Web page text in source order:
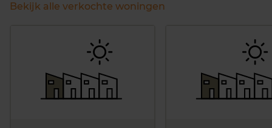
Bekijk alle verkochte woningen